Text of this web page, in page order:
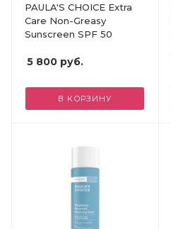
PAULA'S CHOICE Extra
Care Non-Greasy
Sunscreen SPF 50
5 800 руб.
В КОРЗИНУ